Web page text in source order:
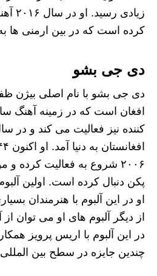
کرده است که در بین ارمنی ها
دی جی بشو
دی جی بشو با نام اصلی بیژن
افغان است که در زمینه آهنگ
۲۰۰۶ شروع به فعالیت کرده
پکن دنبال کرده است. اولین
او در این آلبوم با هنرمندان
از دیگر آلبوم های او می توان
در این آلبوم با اریس پرویز
چندین جایزه در سطح بین‌